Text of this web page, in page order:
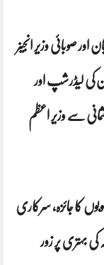
صوبائی وزیر انجینر
کی لیڈرشپ اور
سے وزیر اعظم
کا جائزہ، سرکاری
بہتری پر زور